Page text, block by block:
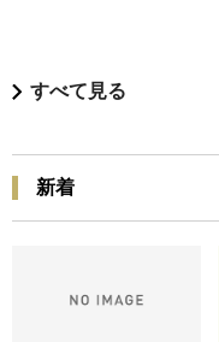
すべて見る
新着